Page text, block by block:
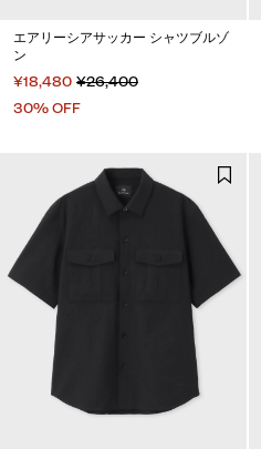
エアリーシアサッカー シャツブルゾ
ン
¥18,480 ¥26,400
30% OFF